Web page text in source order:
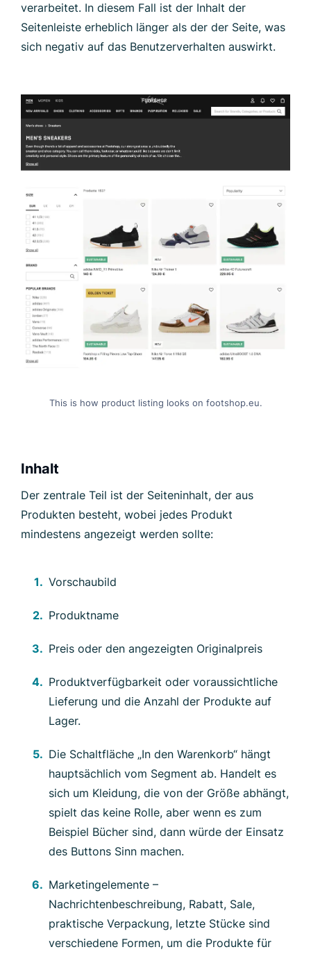
verarbeitet. In diesem Fall ist der Inhalt der
Seitenleiste erheblich länger als der der Seite, was
sich negativ auf das Benutzerverhalten auswirkt.
This is how product listing looks on footshop.eu.
Inhalt
Der zentrale Teil ist der Seiteninhalt, der aus
Produkten besteht, wobei jedes Produkt
mindestens angezeigt werden sollte:
Vorschaubild
Produktname
Preis oder den angezeigten Originalpreis
Produktverfügbarkeit oder voraussichtliche
Lieferung und die Anzahl der Produkte auf
Lager.
Die Schaltfläche „In den Warenkorb“ hängt
hauptsächlich vom Segment ab. Handelt es
sich um Kleidung, die von der Größe abhängt,
spielt das keine Rolle, aber wenn es zum
Beispiel Bücher sind, dann würde der Einsatz
des Buttons Sinn machen.
Marketingelemente –
Nachrichtenbeschreibung, Rabatt, Sale,
praktische Verpackung, letzte Stücke sind
verschiedene Formen, um die Produkte für